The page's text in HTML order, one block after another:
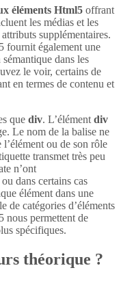
éléments Html5 offrant
les médias et les
supplémentaires.
fournit également une
dans les
le voir, certains de
en termes de contenu et
que div. L’élément div
Le nom de la balise ne
ou de son rôle
transmet très peu
n’ont
dans certains cas
élément dans une
de catégories d’éléments
nous permettent de
spécifiques.
théorique ?